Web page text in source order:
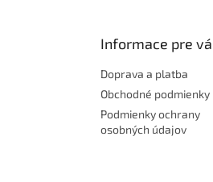
Informace pre
Doprava a platba
Obchodné podmienky
Podmienky ochrany
osobných údajov